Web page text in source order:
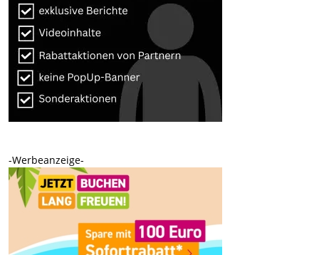
-Werbeanzeige-